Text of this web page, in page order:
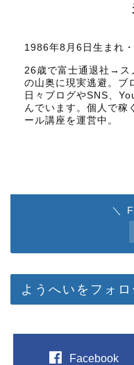
1986年8月6日生まれ
26歳で富士通退社→ス
の山奥に現実逃避。ブ
日々ブログやSNS、
んでいます。個人で稼
ール講座を運営中。
＼
ようへいをフォロ
Facebook